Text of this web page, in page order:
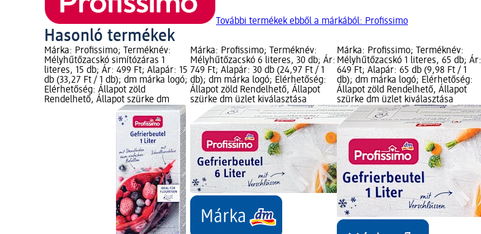
További termékek ebből a márkából: Profissimo
Hasonló termékek
Márka: Profissimo; Terméknév:
Mélyhűtőzacskó simítózáras 1
literes, 15 db; Ár: 499 Ft; Alapár: 15
db (33,27 Ft / 1 db); dm márka logó;
Elérhetőség: Állapot zöld
Rendelhető, Állapot szürke dm
Márka: Profissimo; Terméknév:
Mélyhűtőzacskó 6 literes, 30 db; Ár:
749 Ft; Alapár: 30 db (24,97 Ft / 1
db); dm márka logó; Elérhetőség:
Állapot zöld Rendelhető, Állapot
szürke dm üzlet kiválasztása
Márka: Profissimo; Terméknév:
Mélyhűtőzacskó 1 literes, 65 db; Ár:
649 Ft; Alapár: 65 db (9,98 Ft / 1
db); dm márka logó; Elérhetőség:
Állapot zöld Rendelhető, Állapot
szürke dm üzlet kiválasztása